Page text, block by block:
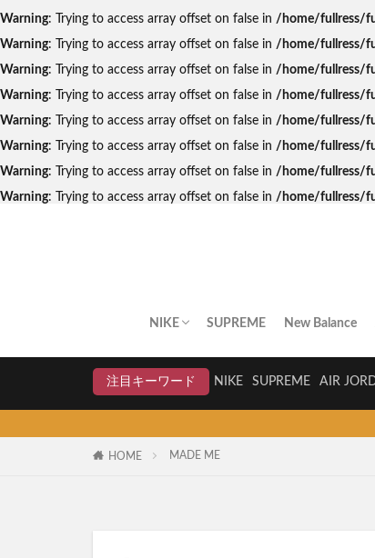
Warning: Trying to access array offset on false in /home/fullress/
Warning: Trying to access array offset on false in /home/fullress/
Warning: Trying to access array offset on false in /home/fullress/
Warning: Trying to access array offset on false in /home/fullress/
Warning: Trying to access array offset on false in /home/fullress/
Warning: Trying to access array offset on false in /home/fullress/
Warning: Trying to access array offset on false in /home/fullress/
Warning: Trying to access array offset on false in /home/fullress/
NIKE SUPREME New Balance
注目キーワード
NIKE SUPREME AIR
HOME MADE ME